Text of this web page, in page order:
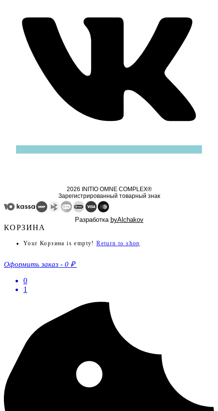
2026 INITIO OMNE COMPLEX®
Зарегистрированный товарный знак
Разработка byAlchakov
КОРЗИНА
Your Корзина is empty!Return to shop
Оформить заказ - 0 ₽
0
1